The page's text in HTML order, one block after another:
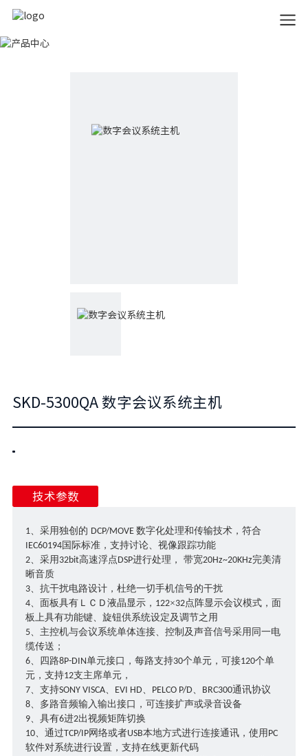
SKD-5300QA 数字会议系统主机
技术参数
1、采用独创的 DCP/MOVE数字化处理和传输技术，符合
IEC60194 国际标准，支持讨论、视像跟踪功能
2、采用 32bit高速浮点DSP进行处理， 带宽20Hz~20KHz完美清
晰音质
3、抗干扰电路设计，杜绝一切手机信号的干扰
4、面板具有ＬＣＤ液晶显示， 122×32点阵显示会议模式，面
板上具有功能键、旋钮供系统设定及调节之用
5、主控机与会议系统单体连接、控制及声音信号采用同一电
缆传送；
6、四路8P-DIN单元接口，每路支持30个单元，可接120个单
元，支持12支主席单元，
7、支持SONY VISCA、 EVI HD、 PELCO P/D、 BRC300通讯协议
8、多路音频输入输出接口，可连接扩声或录音设备
9、具有6进2出视频矩阵切换
10、通过TCP/IP网络或者USB本地方式进行连接通讯，使用 PC
软件对系统进行设置，支持在线更新代码